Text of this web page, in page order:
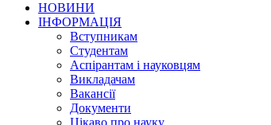
НОВИНИ
ІНФОРМАЦІЯ
Вступникам
Студентам
Аспірантам і науковцям
Викладачам
Вакансії
Документи